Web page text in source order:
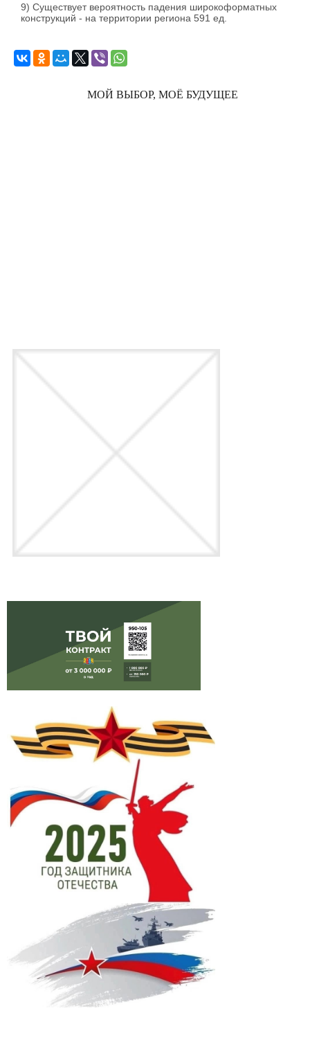
9) Существует вероятность падения широкоформатных
конструкций - на территории региона 591 ед.
МОЙ ВЫБОР, МОЁ БУДУЩЕЕ